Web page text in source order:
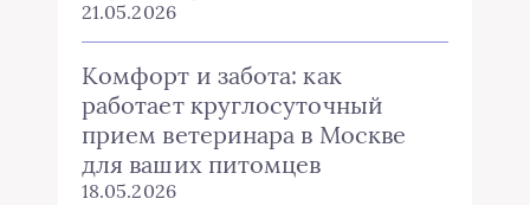
21.05.2026
Комфорт и забота: как
работает круглосуточный
прием ветеринара в Москве
для ваших питомцев
18.05.2026